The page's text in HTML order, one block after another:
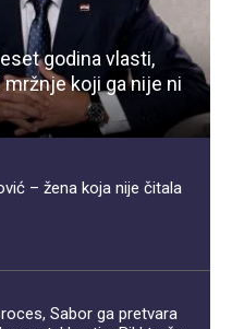
godina vlasti,
koji ga nije ni
– žena koja nije čitala
Sabor ga pretvara